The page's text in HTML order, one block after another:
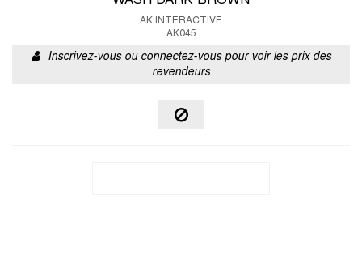
AK INTERACTIVE
AK045
Inscrivez-vous ou connectez-vous pour voir les prix des
revendeurs